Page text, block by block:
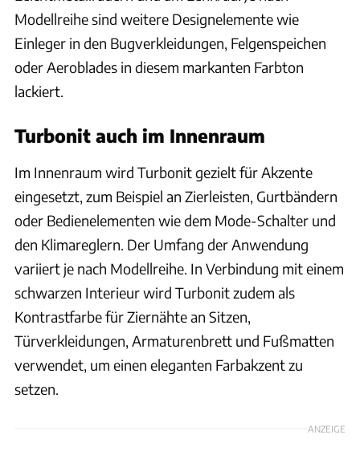
Modellreihe sind weitere Designelemente wie
Einleger in den Bugverkleidungen, Felgenspeichen
oder Aeroblades in diesem markanten Farbton
lackiert.
Turbonit auch im Innenraum
Im Innenraum wird Turbonit gezielt für Akzente
eingesetzt, zum Beispiel an Zierleisten, Gurtbändern
oder Bedienelementen wie dem Mode-Schalter und
den Klimareglern. Der Umfang der Anwendung
variiert je nach Modellreihe. In Verbindung mit einem
schwarzen Interieur wird Turbonit zudem als
Kontrastfarbe für Ziernähte an Sitzen,
Türverkleidungen, Armaturenbrett und Fußmatten
verwendet, um einen eleganten Farbakzent zu
setzen.
ANZEIGE